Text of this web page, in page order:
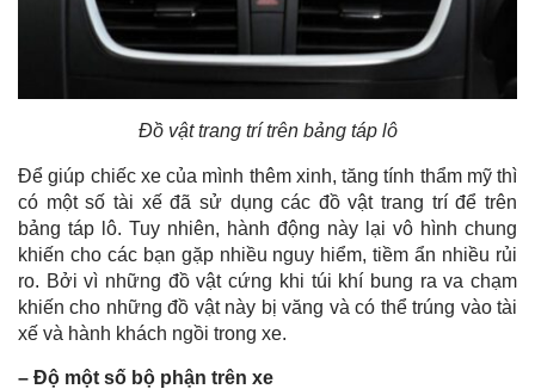
Đồ vật trang trí trên bảng táp lô
Để giúp chiếc xe của mình thêm xinh, tăng tính thẩm mỹ thì
có một số tài xế đã sử dụng các đồ vật trang trí để trên
bảng táp lô. Tuy nhiên, hành động này lại vô hình chung
khiến cho các bạn gặp nhiều nguy hiểm, tiềm ẩn nhiều rủi
ro. Bởi vì những đồ vật cứng khi túi khí bung ra va chạm
khiến cho những đồ vật này bị văng và có thể trúng vào tài
xế và hành khách ngồi trong xe.
– Độ một số bộ phận trên xe